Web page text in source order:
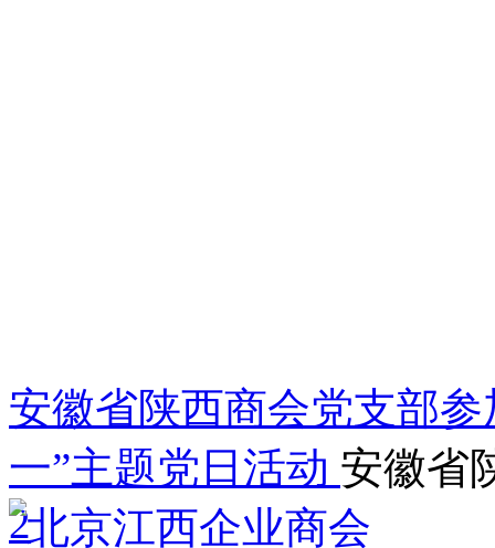
安徽省陕西商会党支部
一”主题党日活动 安徽省
2